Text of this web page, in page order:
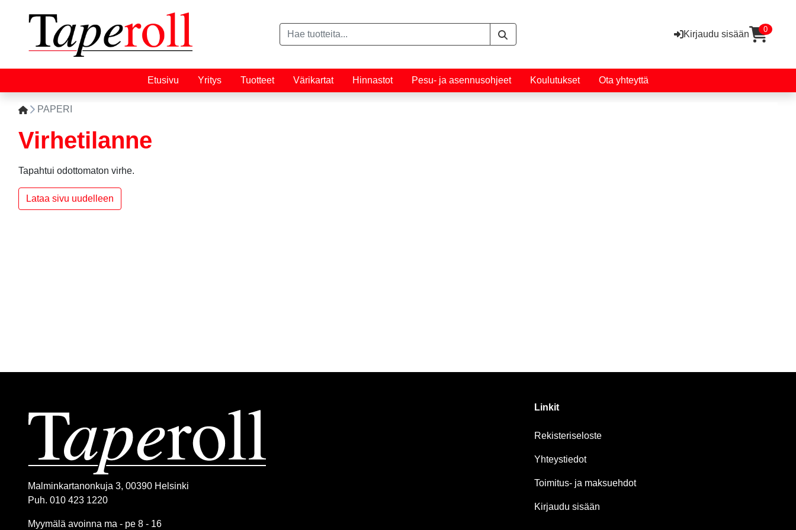
Kirjaudu sisään 0
Etusivu Yritys Tuotteet Värikartat Hinnastot Pesu- ja asennusohjeet Koulutukset Ota yhteyttä
PAPERI
Virhetilanne
Tapahtui odottomaton virhe.
Lataa sivu uudelleen
Malminkartanonkuja 3, 00390 Helsinki
Puh. 010 423 1220
Myymälä avoinna ma - pe 8 - 16
Linkit
Rekisteriseloste
Yhteystiedot
Toimitus- ja maksuehdot
Kirjaudu sisään